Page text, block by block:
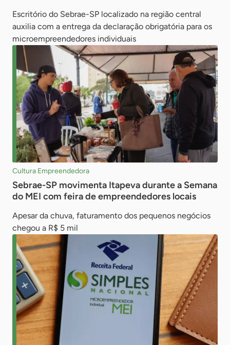
Escritório do Sebrae-SP localizado na região central
auxilia com a entrega da declaração obrigatória para os
microempreendedores individuais
Cultura Empreendedora
Sebrae-SP movimenta Itapeva durante a Semana
do MEI com feira de empreendedores locais
Apesar da chuva, faturamento dos pequenos negócios
chegou a R$ 5 mil